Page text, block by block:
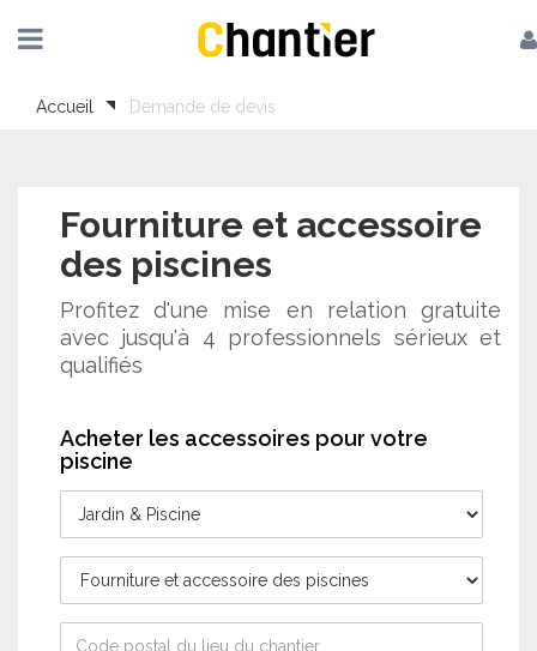
Accueil Demande de devis
Fourniture et accessoire
des piscines
Profitez d'une mise en relation gratuite
avec jusqu'à 4 professionnels sérieux et
qualifiés
Acheter les accessoires pour votre
piscine